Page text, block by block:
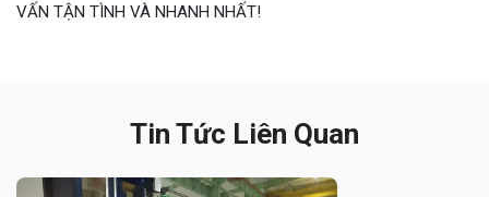
VẤN TẬN TÌNH VÀ NHANH NHẤT!
Tin Tức Liên Quan